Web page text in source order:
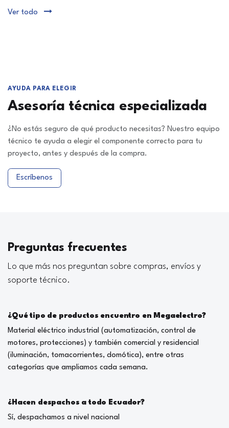
Ver todo
AYUDA PARA ELEGIR
Asesoría técnica especializada
¿No estás seguro de qué producto necesitas? Nuestro equipo
técnico te ayuda a elegir el componente correcto para tu
proyecto, antes y después de la compra.
Escríbenos
Preguntas frecuentes
Lo que más nos preguntan sobre compras, envíos y
soporte técnico.
¿Qué tipo de productos encuentro en Megaelectro?
Material eléctrico industrial (automatización, control de
motores, protecciones) y también comercial y residencial
(iluminación, tomacorrientes, domótica), entre otras
categorías que ampliamos cada semana.
¿Hacen despachos a todo Ecuador?
Sí, despachamos a nivel nacional